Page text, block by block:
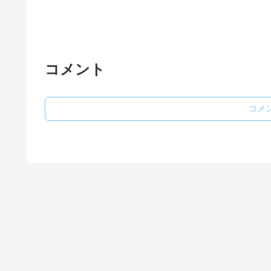
コメント
コメ